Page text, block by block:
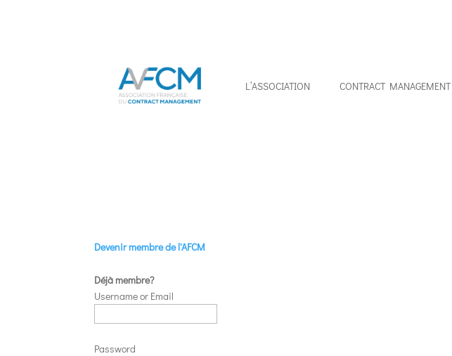
L’ASSOCIATION CONTRACT MANAGEMENT
Devenir membre de l'AFCM
Déjà membre?
Username or Email
Password